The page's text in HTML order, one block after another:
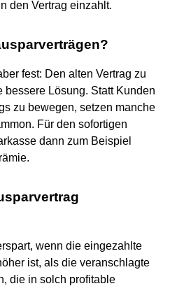
den Vertrag einzahlt.
fest: Den alten Vertrag zu
bessere Lösung. Statt Kunden
zu bewegen, setzen manche
Für den sofortigen
dann zum Beispiel
wenn die eingezahlte
ist, als die veranschlagte
die in solch profitable